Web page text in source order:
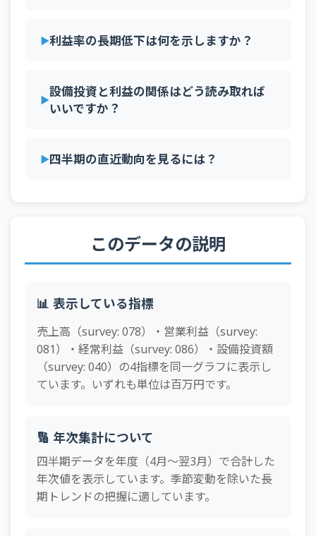
利益率の長期低下は何を示しますか？
設備投資と利益の関係はどう読み取れば
いいですか？
四半期の直近動向を見るには？
このデータの説明
📊 表示している指標
売上高（survey: 078）・営業利益（survey:
081）・経常利益（survey: 086）・設備投資額
（survey: 040）の4指標を同一グラフに表示し
ています。いずれも単位は百万円です。
🔢 年次集計について
四半期データを年度（4月〜翌3月）で合計した
年次値を表示しています。季節変動を除いた長
期トレンドの把握に適しています。